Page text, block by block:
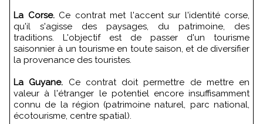
La Corse.Ce contrat met l'accent sur l'identité corse,
qu'il s'agisse des paysages, du patrimoine, des
traditions. L'objectif est de passer d'un tourisme
saisonnier à un tourisme en toute saison, et de diversifier
la provenance des touristes.
La Guyane. Ce contrat doit permettre de mettre en
valeur à l'étranger le potentiel encore insuffisamment
connu de la région (patrimoine naturel, parc national,
écotourisme, centre spatial).